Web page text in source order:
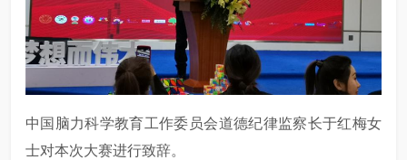
中国脑力科学教育工作委员会道德纪律监察长于红梅女
士对本次大赛进行致辞。